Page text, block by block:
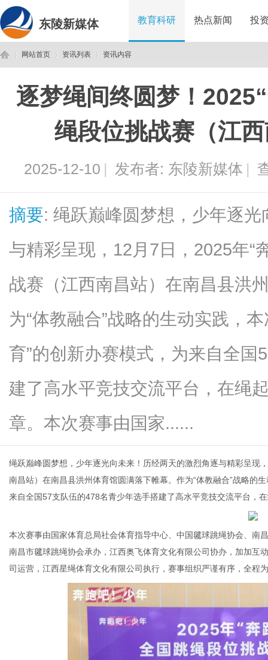
东陵新媒体 教育科研 热点新闻 投
网站首页
›
资讯列表
›
资讯内容
逐梦绳间终圆梦！
绳段位挑战赛（江
2025-12-10 | 发布者: 东陵新媒体 |
摘要: 绳跃巅峰圆梦想，少年逐
与精彩呈现，12月7日，2025年“
战赛（江西南昌站）在南昌县洪
为“体教融合”战略的生动实践，
育”的创新办赛模式，为来自全
建了高水平竞技交流平台，在绳
章。本次赛事由国家......
绳跃巅峰圆梦想，少年逐光向未来！历经两天的激烈角逐与精彩呈现
南昌站）在南昌县洪州体育馆圆满落下帷幕。作为“体教融合”战略的
来自全国57支队伍的478名青少年选手搭建了高水平竞技交流平台，
本次赛事由国家体育总局社会体育指导中心、中国毽球跳绳协会、南
南昌市毽球跳绳协会承办，江西奥飞体育文化有限公司协办，加加互
司运营，江西星绳体育文化有限公司执行，赛事组织严谨有序，全程